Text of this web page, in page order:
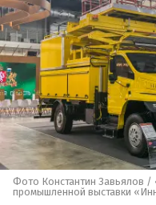
Фото Константин Завьялов
промышленной выставки